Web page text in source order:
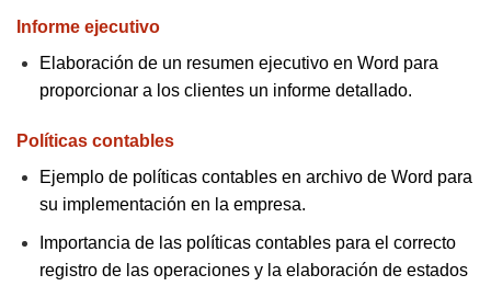
Informe ejecutivo
Elaboración de un resumen ejecutivo en Word para
proporcionar a los clientes un informe detallado.
Políticas contables
Ejemplo de políticas contables en archivo de Word para
su implementación en la empresa.
Importancia de las políticas contables para el correcto
registro de las operaciones y la elaboración de estados